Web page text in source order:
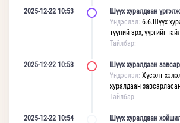
2025-12-22 10:53
Шүүх хуралдаан
Үндэслэл: 6.6.Шүүх
түүний эрх, үүргийг
Тайлбар:
2025-12-22 10:53
Шүүх хуралдаан
Үндэслэл: Хүсэлт
хуралдаан
Тайлбар:
2025-12-22 10:54
Шүүх хуралдаан